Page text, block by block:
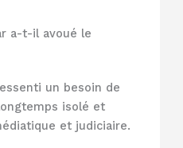
a-t-il avoué le
un besoin de
isolé et
et judiciaire.